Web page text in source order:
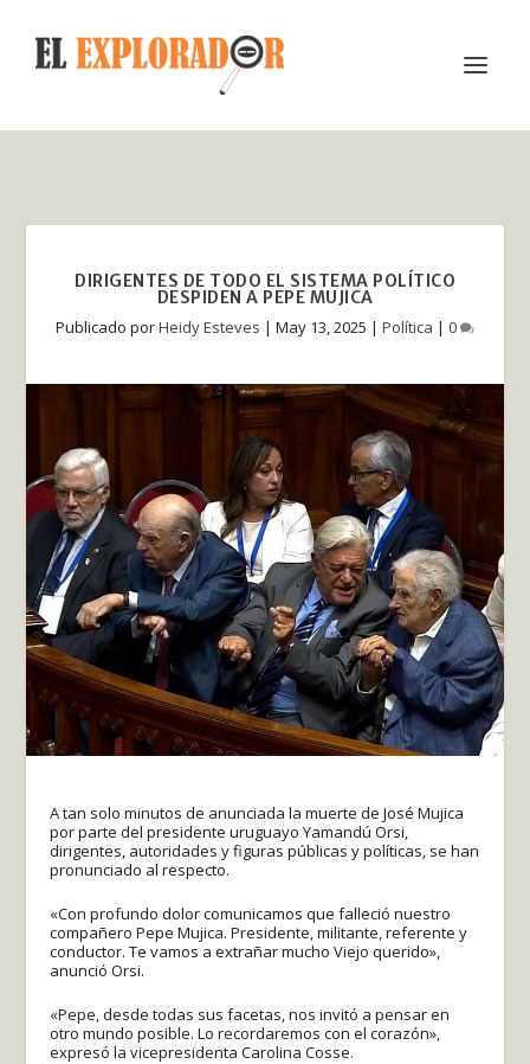
DIRIGENTES DE TODO EL SISTEMA POLÍTICO
DESPIDEN A PEPE MUJICA
Publicado porHeidy Esteves | May 13, 2025 | Política | 0
A tan solo minutos de anunciada la muerte de José Mujica
por parte del presidente uruguayo Yamandú Orsi,
dirigentes, autoridades y figuras públicas y políticas, se han
pronunciado al respecto.
«Con profundo dolor comunicamos que falleció nuestro
compañero Pepe Mujica. Presidente, militante, referente y
conductor. Te vamos a extrañar mucho Viejo querido»,
anunció Orsi.
«Pepe, desde todas sus facetas, nos invitó a pensar en
otro mundo posible. Lo recordaremos con el corazón»,
expresó la vicepresidenta Carolina Cosse.